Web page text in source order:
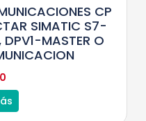
CP
SIMATIC S7-
DPV1-MASTER O